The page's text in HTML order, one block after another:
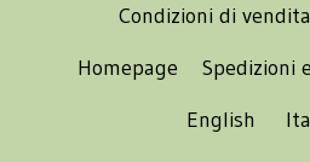
Condizioni di vendita
Homepage
Spedizioni
English